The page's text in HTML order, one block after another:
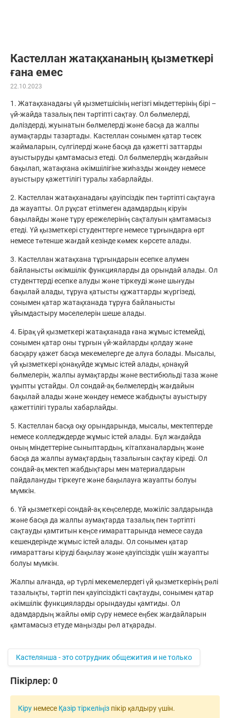
Кастеллан жатақхананың қызметкері
ғана емес
22.10.2023
1. Жатақханадағы үй қызметшісінің негізгі міндеттерінің бірі –
үй-жайда тазалық пен тәртіпті сақтау. Ол бөлмелерді,
дәліздерді, жуынатын бөлмелерді және басқа да жалпы
аумақтарды тазартады. Кастеллан сонымен қатар төсек
жаймаларын, сүлгілерді және басқа да қажетті заттарды
ауыстыруды қамтамасыз етеді. Ол бөлмелердің жағдайын
бақылап, жатақхана әкімшілігіне жиһазды жөндеу немесе
ауыстыру қажеттілігі туралы хабарлайды.
2. Кастеллан жатақханадағы қауіпсіздік пен тәртіпті сақтауға
да жауапты. Ол рұқсат етілмеген адамдардың кіруін
бақылайды және тұру ережелерінің сақталуын қамтамасыз
етеді. Үй қызметкері студенттерге немесе тұрғындарға өрт
немесе төтенше жағдай кезінде көмек көрсете алады.
3. Кастеллан жатақхана тұрғындарын есепке алумен
байланысты әкімшілік функцияларды да орындай алады. Ол
студенттерді есепке алуды және тіркеуді және шығуды
бақылай алады, тұруға қатысты құжаттарды жүргізеді,
сонымен қатар жатақханада тұруға байланысты
ұйымдастыру мәселелерін шеше алады.
4. Бірақ үй қызметкері жатақханада ғана жұмыс істемейді,
сонымен қатар оны тұрғын үй-жайларды қолдау және
басқару қажет басқа мекемелерге де алуға болады. Мысалы,
үй қызметкері қонақүйде жұмыс істей алады, қонақүй
бөлмелерін, жалпы аумақтарды және вестибюльді таза және
ұқыпты ұстайды. Ол сондай-ақ бөлмелердің жағдайын
бақылай алады және жөндеу немесе жабдықты ауыстыру
қажеттілігі туралы хабарлайды.
5. Кастеллан басқа оқу орындарында, мысалы, мектептерде
немесе колледждерде жұмыс істей алады. Бұл жағдайда
оның міндеттеріне сыныптардың, кітапханалардың және
басқа да жалпы аумақтардың тазалығын сақтау кіреді. Ол
сондай-ақ мектеп жабдықтары мен материалдарын
пайдалануды тіркеуге және бақылауға жауапты болуы
мүмкін.
6. Үй қызметкері сондай-ақ кеңселерде, мәжіліс залдарында
және басқа да жалпы аумақтарда тазалық пен тәртіпті
сақтауды қамтитын кеңсе ғимараттарында немесе сауда
кешендерінде жұмыс істей алады. Ол сонымен қатар
ғимараттағы кіруді бақылау және қауіпсіздік үшін жауапты
болуы мүмкін.
Жалпы алғанда, әр түрлі мекемелердегі үй қызметкерінің рөлі
тазалықты, тәртіп пен қауіпсіздікті сақтауды, сонымен қатар
әкімшілік функцияларды орындауды қамтиды. Ол
адамдардың жайлы өмір сүру немесе еңбек жағдайларын
қамтамасыз етуде маңызды рөл атқарады.
Кастелянша - это сотрудник общежития и не только
Пікірлер: 0
Кіру немесе Қазір тіркеліңіз пікір қалдыру үшін.